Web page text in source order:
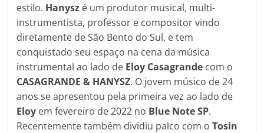
estilo. Hanysz é um produtor musical, multi-
instrumentista, professor e compositor vindo
diretamente de São Bento do Sul, e tem
conquistado seu espaço na cena da música
instrumental ao lado de Eloy Casagrande com o
CASAGRANDE & HANYSZ. O jovem músico de 24
anos se apresentou pela primeira vez ao lado de
Eloy em fevereiro de 2022 no Blue Note SP.
Recentemente também dividiu palco com oTosin